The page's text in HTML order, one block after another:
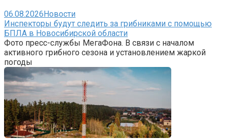
06.08.2026Новости
Инспекторы будут следить за грибниками с помощью
БПЛА в Новосибирской области
Фото пресс-службы МегаФона. В связи с началом
активного грибного сезона и установлением жаркой
погоды